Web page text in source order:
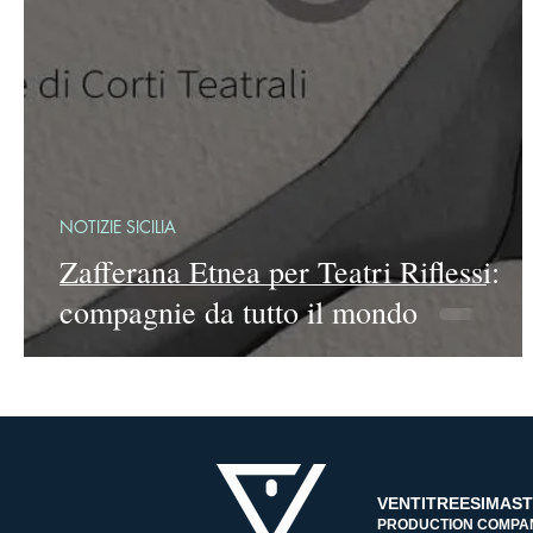
Zafferana Etnea per Teatri Riflessi:
compagnie da tutto il mondo
NOTIZIE SICILIA
PRODUCTION